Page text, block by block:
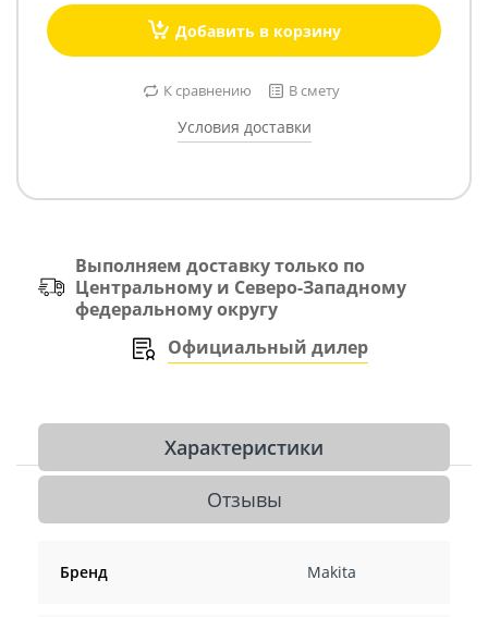
Добавить в корзину
К сравнению В смету
Условия доставки
Выполняем доставку только по
Центральному и Северо-Западному
федеральному округу
Официальный дилер
Характеристики
Отзывы
Бренд Makita